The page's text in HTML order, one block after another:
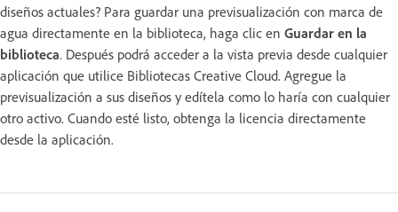
diseños actuales? Para guardar una previsualización con marca de
agua directamente en la biblioteca, haga clic en Guardar en la
biblioteca. Después podrá acceder a la vista previa desde cualquier
aplicación que utilice Bibliotecas Creative Cloud. Agregue la
previsualización a sus diseños y edítela como lo haría con cualquier
otro activo. Cuando esté listo, obtenga la licencia directamente
desde la aplicación.